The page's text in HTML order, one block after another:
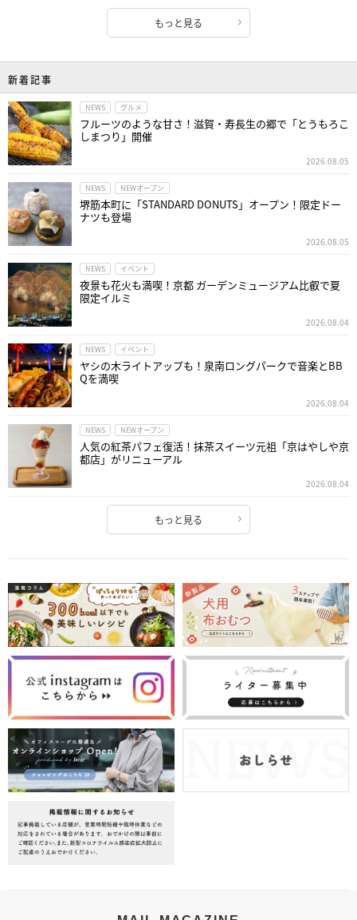
もっと見る
新着記事
NEWS グルメ
フルーツのような甘さ！滋賀・寿長生の郷で「とうもろこ
しまつり」開催
2026.08.05
NEWS NEWオープン
堺筋本町に「STANDARD DONUTS」オープン！限定ドー
ナツも登場
2026.08.05
NEWS イベント
夜景も花火も満喫！京都 ガーデンミュージアム比叡で夏
限定イルミ
2026.08.04
NEWS イベント
ヤシの木ライトアップも！泉南ロングパークで音楽とBB
Qを満喫
2026.08.04
NEWS NEWオープン
人気の紅茶パフェ復活！抹茶スイーツ元祖「京はやしや京
都店」がリニューアル
2026.08.04
もっと見る